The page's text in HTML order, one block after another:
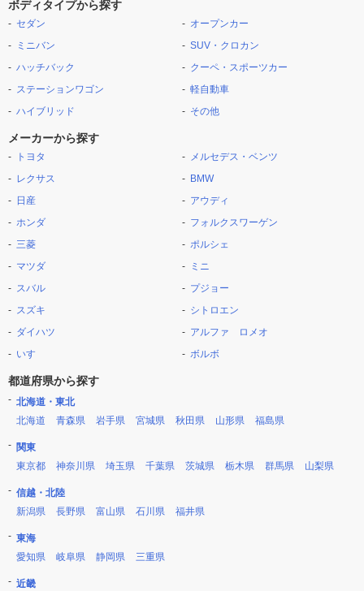
ボディタイプから探す
セダン
ミニバン
ハッチバック
ステーションワゴン
ハイブリッド
オープンカー
SUV・クロカン
クーペ・スポーツカー
軽自動車
その他
メーカーから探す
トヨタ
レクサス
日産
ホンダ
三菱
マツダ
スバル
スズキ
ダイハツ
いすゞ
メルセデス・ベンツ
BMW
アウディ
フォルクスワーゲン
ポルシェ
ミニ
プジョー
シトロエン
アルファ ロメオ
ボルボ
都道府県から探す
北海道・東北
北海道
青森県 岩手県 宮城県 秋田県 山形県 福島県
関東
東京都
神奈川県 埼玉県 千葉県 茨城県 栃木県 群馬県 山梨県
信越・北陸
新潟県
長野県 富山県 石川県 福井県
東海
愛知県
岐阜県 静岡県 三重県
近畿